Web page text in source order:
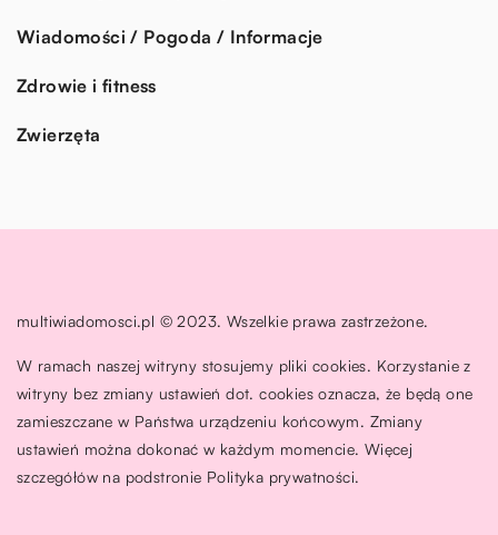
Wiadomości / Pogoda / Informacje
Zdrowie i fitness
Zwierzęta
multiwiadomosci.pl © 2023. Wszelkie prawa zastrzeżone.
W ramach naszej witryny stosujemy pliki cookies. Korzystanie z
witryny bez zmiany ustawień dot. cookies oznacza, że będą one
zamieszczane w Państwa urządzeniu końcowym. Zmiany
ustawień można dokonać w każdym momencie. Więcej
szczegółów na podstronie Polityka prywatności.